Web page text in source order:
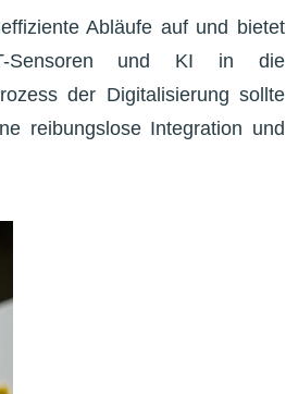
Abläufe auf und bietet
Sensoren und KI in die
der Digitalisierung sollte
reibungslose Integration und